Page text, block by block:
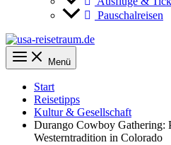
Pauschalreisen
Menü
Start
Reisetipps
Kultur & Gesellschaft
Durango Cowboy Gathering:
Westerntradition in Colorado